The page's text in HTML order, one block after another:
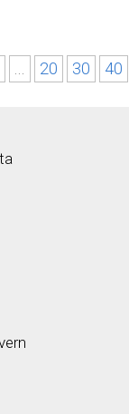
... 20 30
40